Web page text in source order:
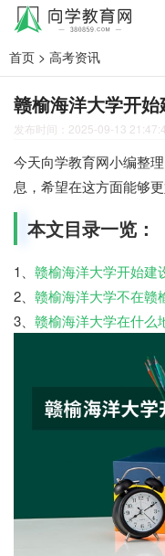
首页 > 高考资讯
赣榆海洋大学开
发布时间：2025-09-13
今天向学教育网小编整
息，希望在这方面能够更
本文目录一览：
1、 赣榆海洋大学开始建
2、 赣榆海洋大学不在赣
3、 赣榆海洋大学在什么